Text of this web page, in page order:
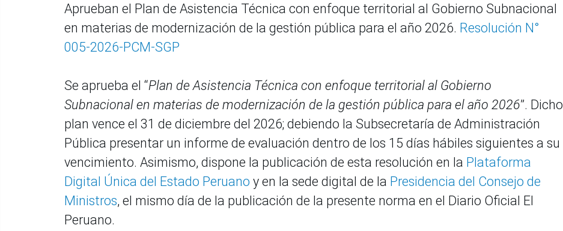
Aprueban el Plan de Asistencia Técnica con enfoque territorial al Gobierno Subnacional
en materias de modernización de la gestión pública para el año 2026. Resolución N°
005-2026-PCM-SGP
Se aprueba el “Plan de Asistencia Técnica con enfoque territorial al Gobierno
Subnacional en materias de modernización de la gestión pública para el año 2026”. Dicho
plan vence el 31 de diciembre del 2026; debiendo la Subsecretaría de Administración
Pública presentar un informe de evaluación dentro de los 15 días hábiles siguientes a su
vencimiento. Asimismo, dispone la publicación de esta resolución en la Plataforma
Digital Única del Estado Peruano y en la sede digital de la Presidencia del Consejo de
Ministros, el mismo día de la publicación de la presente norma en el Diario Oficial El
Peruano.